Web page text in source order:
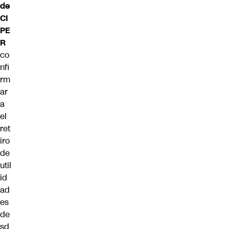
de
CI
PE
R
co
nfi
rm
ar
a
el
ret
iro
de
util
id
ad
es
de
sd